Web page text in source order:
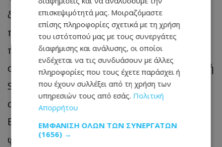
δεν είναι καθόλου τυχαίες - μιλάμε για
περιοχές της εργατικής τάξης που
παραμένουν σε καθεστώς άτυπης
ομηρίας. Περιοχές όπως η Προτεσταντική
Shankill Road και η Καθολική Falls Road
στο Δυτικό Μπέλφαστ, καθώς και το East
Belfast, λειτουργούν πρακτικά ως
φέουδα. Τα τεράστια, επιβλητικά murals
επισκεψιμότητά μας. Μοιραζόμαστε
επίσης πληροφορίες σχετικά με τη χρήση
του ιστότοπού μας με τους συνεργάτες
διαφήμισης και ανάλυσης, οι οποίοι
ενδέχεται να τις συνδυάσουν με άλλες
πληροφορίες που τους έχετε παράσχει ή
που έχουν συλλέξει από τη χρήση των
υπηρεσιών τους από εσάς. Πολιτική
Απορρήτου
ΕΜΦΆΝΙΣΗ ΌΛΩΝ ΤΩΝ ΣΥΝΕΡΓΑΤΏΝ
(1656) →